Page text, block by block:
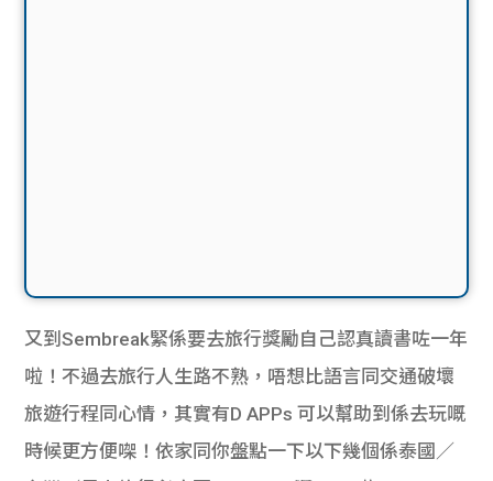
又到Sembreak緊係要去旅行獎勵自己認真讀書咗一年
啦！不過去旅行人生路不熟，唔想比語言同交通破壞
旅遊行程同心情，其實有D APPs 可以幫助到係去玩嘅
時候更方便㗎！依家同你盤點一下以下幾個係泰國／